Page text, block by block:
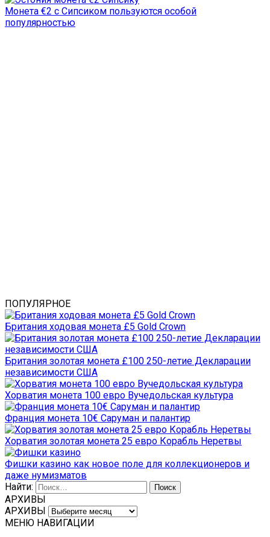
Монета €2 с Сипсиком пользуются особой
популярностью
ПОПУЛЯРНОЕ
Британия ходовая монета £5 Gold Crown
Британия золотая монета £100 250-летие Декларации
независимости США
Хорватия монета 100 евро Вучедольская культура
Франция монета 10€ Саруман и палантир
Хорватия золотая монета 25 евро Корабль Неретвы
Фишки казино как новое поле для коллекционеров и
даже нумизматов
Найти:
АРХИВЫ
АРХИВЫ
МЕНЮ НАВИГАЦИИ